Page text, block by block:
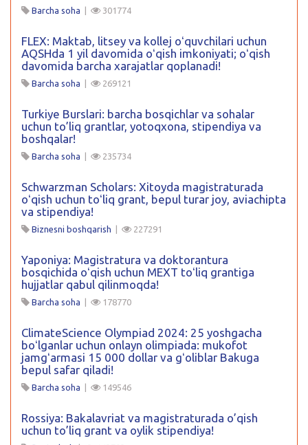
Barcha soha | 301774
FLEX: Maktab, litsey va kollej oʻquvchilari uchun
AQSHda 1 yil davomida oʻqish imkoniyati; oʻqish
davomida barcha xarajatlar qoplanadi!
Barcha soha | 269121
Turkiye Burslari: barcha bosqichlar va sohalar
uchun to’liq grantlar, yotoqxona, stipendiya va
boshqalar!
Barcha soha | 235734
Schwarzman Scholars: Xitoyda magistraturada
oʻqish uchun toʻliq grant, bepul turar joy, aviachipta
va stipendiya!
Biznesni boshqarish | 227291
Yaponiya: Magistratura va doktorantura
bosqichida oʻqish uchun MEXT toʻliq grantiga
hujjatlar qabul qilinmoqda!
Barcha soha | 178770
ClimateScience Olympiad 2024: 25 yoshgacha
boʻlganlar uchun onlayn olimpiada: mukofot
jamgʻarmasi 15 000 dollar va gʻoliblar Bakuga
bepul safar qiladi!
Barcha soha | 149546
Rossiya: Bakalavriat va magistraturada o’qish
uchun to’liq grant va oylik stipendiya!